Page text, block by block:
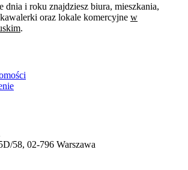
dnia i roku znajdziesz biura, mieszkania,
oraz lokale komercyjne w
.
58, 02-796 Warszawa